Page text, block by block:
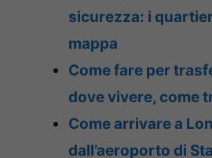
sicurezza: i
mappa
Come fare per
dove vivere, come
Come arrivare a
dall’aeroporto di